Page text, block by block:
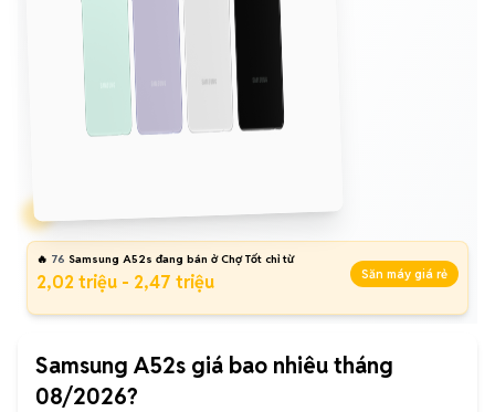
🔥 76 Samsung A52s đang bán ở Chợ Tốt chỉ từ
2,02 triệu - 2,47 triệu Săn máy giá rẻ
Samsung A52s giá bao nhiêu tháng
08/2026?